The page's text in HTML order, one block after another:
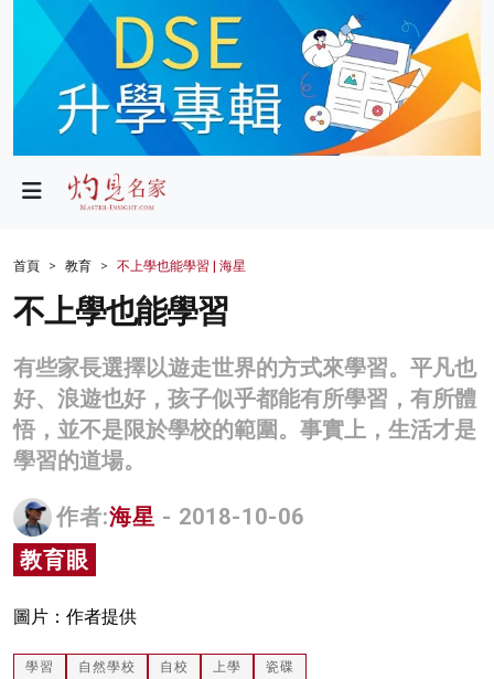
政局
財經
生活
商業
科技
名家榜
灼見活動
關於我們
首頁 教育 不上學也能學習 | 海星
不上學也能學習
有些家長選擇以遊走世界的方式來學習。平凡也
好、浪遊也好，孩子似乎都能有所學習，有所體
悟，並不是限於學校的範圍。事實上，生活才是
學習的道場。
作者:海星 - 2018-10-06
教育眼
圖片：作者提供
學習 自然學校 自校 上學 瓷碟